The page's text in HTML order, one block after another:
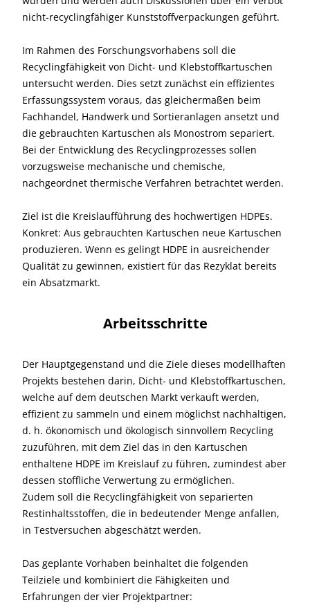
nicht-recyclingfähiger Kunststoffverpackungen geführt.
Im Rahmen des Forschungsvorhabens soll die
Recyclingfähigkeit von Dicht- und Klebstoffkartuschen
untersucht werden. Dies setzt zunächst ein effizientes
Erfassungssystem voraus, das gleichermaßen beim
Fachhandel, Handwerk und Sortieranlagen ansetzt und
die gebrauchten Kartuschen als Monostrom separiert.
Bei der Entwicklung des Recyclingprozesses sollen
vorzugsweise mechanische und chemische,
nachgeordnet thermische Verfahren betrachtet werden.
Ziel ist die Kreislaufführung des hochwertigen HDPEs.
Konkret: Aus gebrauchten Kartuschen neue Kartuschen
produzieren. Wenn es gelingt HDPE in ausreichender
Qualität zu gewinnen, existiert für das Rezyklat bereits
ein Absatzmarkt.
Arbeitsschritte
Der Hauptgegenstand und die Ziele dieses modellhaften
Projekts bestehen darin, Dicht- und Klebstoffkartuschen,
welche auf dem deutschen Markt verkauft werden,
effizient zu sammeln und einem möglichst nachhaltigen,
d. h. ökonomisch und ökologisch sinnvollem Recycling
zuzuführen, mit dem Ziel das in den Kartuschen
enthaltene HDPE im Kreislauf zu führen, zumindest aber
dessen stoffliche Verwertung zu ermöglichen.
Zudem soll die Recyclingfähigkeit von separierten
Restinhaltsstoffen, die in bedeutender Menge anfallen,
in Testversuchen abgeschätzt werden.
Das geplante Vorhaben beinhaltet die folgenden
Teilziele und kombiniert die Fähigkeiten und
Erfahrungen der vier Projektpartner: